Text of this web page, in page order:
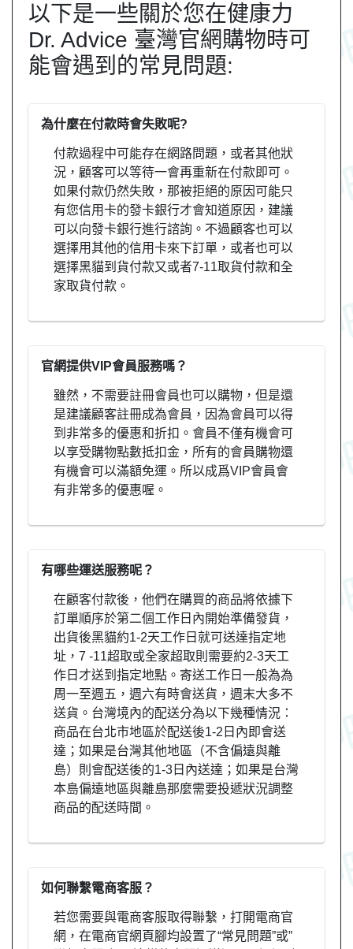
以下是一些關於您在健康力
Dr. Advice 臺灣官網購物時可
能會遇到的常見問題:
為什麼在付款時會失敗呢?
付款過程中可能存在網路問題，或者其他狀
況，顧客可以等待一會再重新在付款即可。
如果付款仍然失敗，那被拒絕的原因可能只
有您信用卡的發卡銀行才會知道原因，建議
可以向發卡銀行進行諮詢。不過顧客也可以
選擇用其他的信用卡來下訂單，或者也可以
選擇黑貓到貨付款又或者7-11取貨付款和全
家取貨付款。
官網提供VIP會員服務嗎？
雖然，不需要註冊會員也可以購物，但是還
是建議顧客註冊成為會員，因為會員可以得
到非常多的優惠和折扣。會員不僅有機會可
以享受購物點數抵扣金，所有的會員購物還
有機會可以滿額免運。所以成爲VIP會員會
有非常多的優惠喔。
有哪些運送服務呢？
在顧客付款後，他們在購買的商品將依據下
訂單順序於第二個工作日內開始準備發貨，
出貨後黑貓約1-2天工作日就可送達指定地
址，7 -11超取或全家超取則需要約2-3天工
作日才送到指定地點。寄送工作日一般為為
周一至週五，週六有時會送貨，週末大多不
送貨。台灣境內的配送分為以下幾種情況：
商品在台北市地區於配送後1-2日內即會送
達；如果是台灣其他地區（不含偏遠與離
島）則會配送後的1-3日內送達；如果是台灣
本島偏遠地區與離島那麼需要投遞狀況調整
商品的配送時間。
如何聯繫電商客服？
若您需要與電商客服取得聯繫，打開電商官
網，在電商官網頁腳均設置了“常見問題”或”